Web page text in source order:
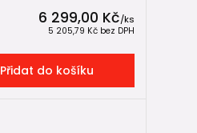
6 299,00 Kč/ks
5 205,79 Kč bez DPH
Přidat do košíku